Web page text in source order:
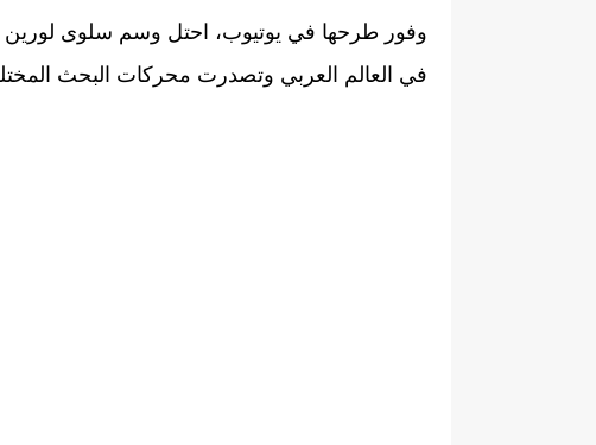
وفور طرحها في يوتيوب، احتل وسم سلوى لورين
في العالم العربي وتصدرت محركات البحث